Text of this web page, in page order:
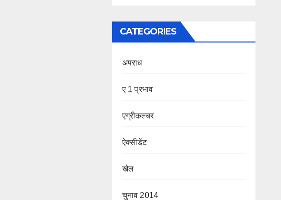
CATEGORIES
अपराध
ए 1 प्रभाव
एग्रीकल्चर
ऐक्सीडेंट
खेल
चुनाव 2014